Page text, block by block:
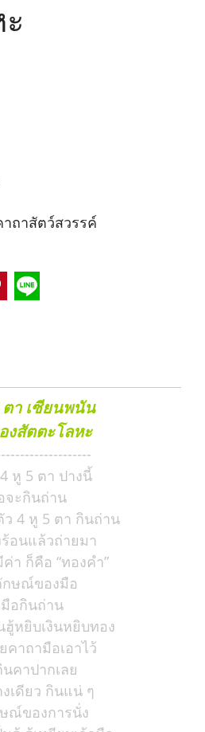
ถาสัตว์สวรรค์
ตา เซียนพนัน
งสัตตะโลหะ
หู 5 ตา ปางนี้
จะกินถ่าน
ว 4 หู 5 ตา กินถ่าน
อนแล้วถ่ายมา
า ก็คือ “ทองคำ”
กษณ์ของมือ
อกินถ่าน
ฮู้หยิบเงินหยิบทอง
คาถามือเอาไว้
คาปากเลย
เดียว กินแน่ ๆ
ณ์ของการนั่ง